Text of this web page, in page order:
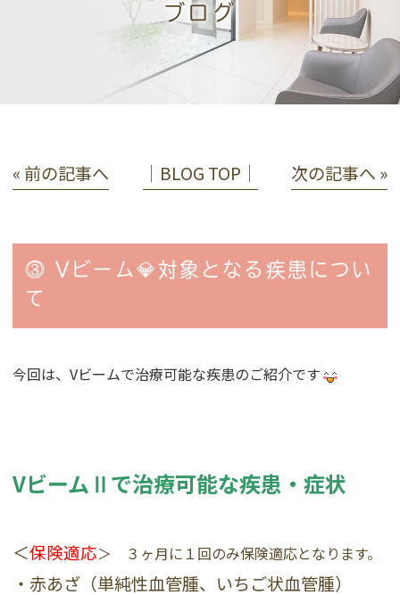
ブログ
« 前の記事へ │BLOG TOP│ 次の記事へ »
⓷ Vビーム💎対象となる疾患につい
て
今回は、Vビームで治療可能な疾患のご紹介です
VビームⅡで治療可能な疾患・症状
＜保険適応＞ ３ヶ月に１回のみ保険適応となります。
・赤あざ（単純性血管腫、いちご状血管腫）